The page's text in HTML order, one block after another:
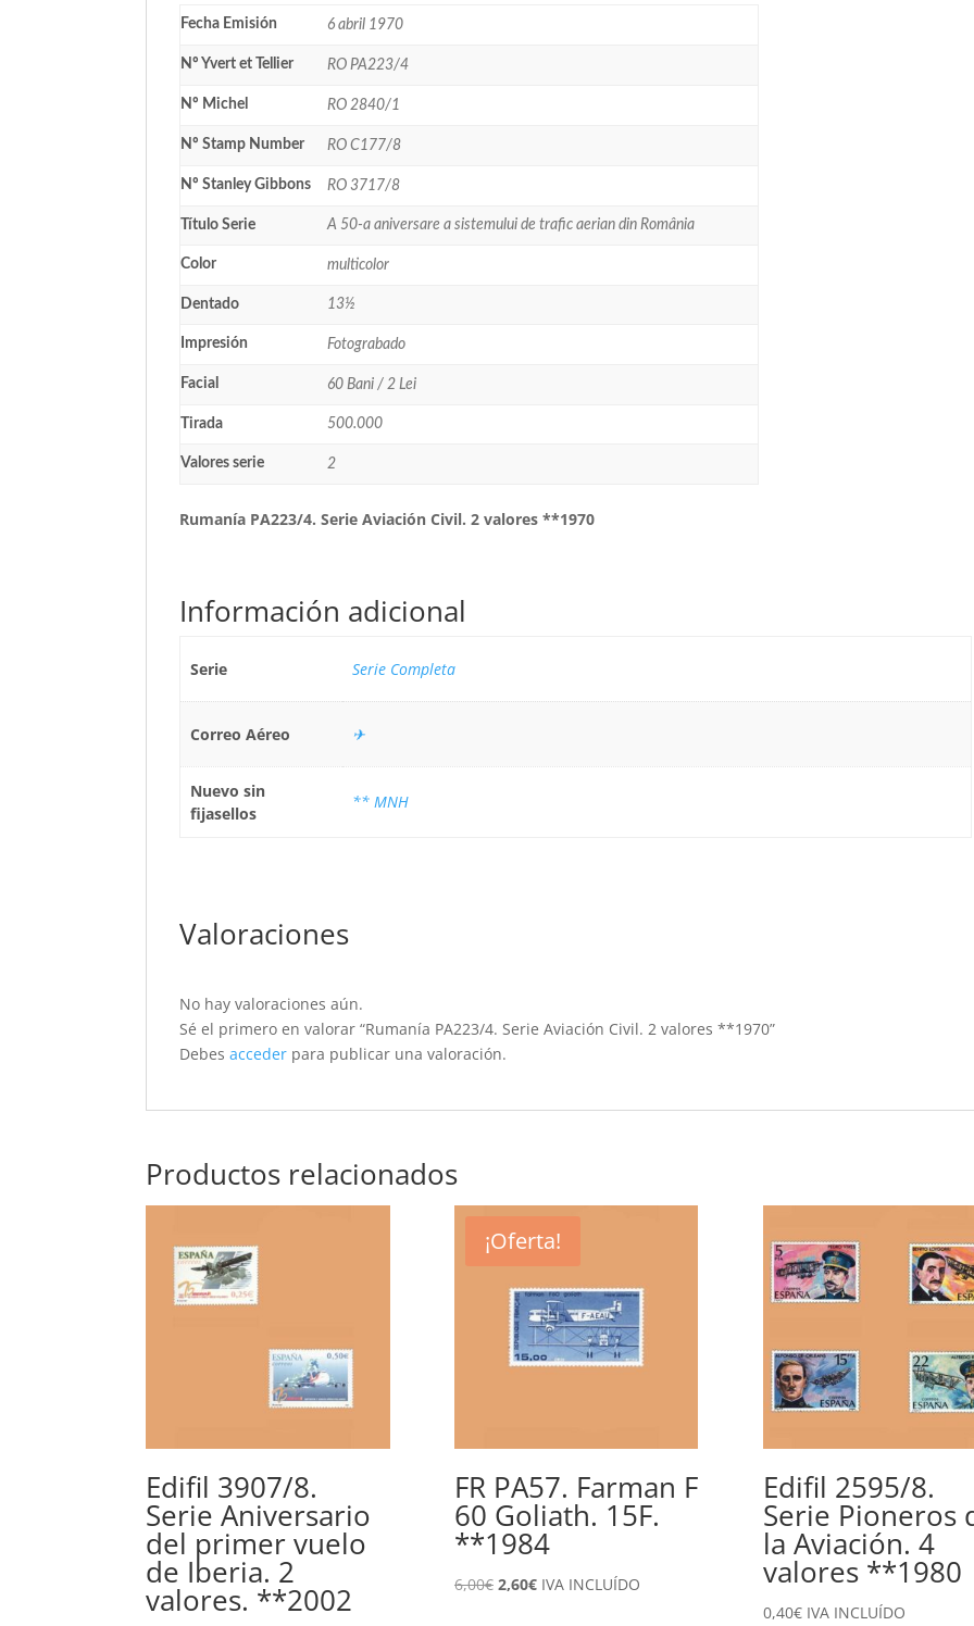
Fecha Emisión 6 abril 1970
Nº Yvert et Tellier RO PA223/4
Nº Michel RO 2840/1
Nº Stamp Number RO C177/8
Nº Stanley Gibbons RO 3717/8
Título Serie A 50-a aniversare a sistemului de trafic aerian din România
Color multicolor
Dentado 13½
Impresión Fotograbado
Facial 60 Bani / 2 Lei
Tirada 500.000
Valores serie 2
Rumanía PA223/4. Serie Aviación Civil. 2 valores **1970
Información adicional
Serie Serie Completa
Correo Aéreo ✈
Nuevo sin
fijasellos
** MNH
Valoraciones
No hay valoraciones aún.
Sé el primero en valorar “Rumanía PA223/4. Serie Aviación Civil. 2 valores **1970”
Debesacceder para publicar una valoración.
Productos relacionados
Edifil 3907/8.
Serie Aniversario
del primer vuelo
de Iberia. 2
valores. **2002
¡Oferta!
FR PA57. Farman F
60 Goliath. 15F.
**1984
6,00€ El
2,60€ElIVA INCLUÍDO
Edifil 2595/8.
Serie Pioneros
la Aviación. 4
valores **1980
0,40€ IVA INCLUÍDO